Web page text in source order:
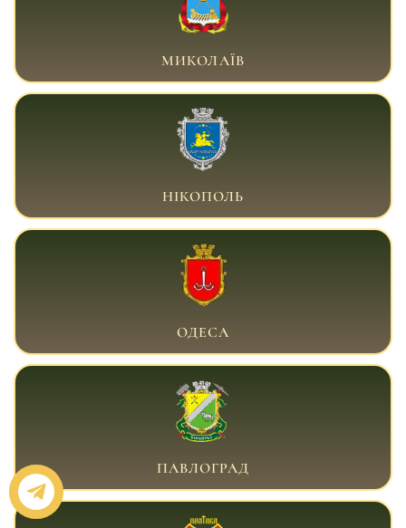
ВІЙСЬКОВИЙ АДВОКАТ МИКОЛАЇВ
МИКОЛАЇВ
ВІЙСЬКОВИЙ АДВОКАТ НІКОПОЛЬ
НІКОПОЛЬ
ВІЙСЬКОВИЙ АДВОКАТ ОДЕСА
ОДЕСА
ВІЙСЬКОВИЙ АДВОКАТ ПАВЛОГРАД
ПАВЛОГРАД